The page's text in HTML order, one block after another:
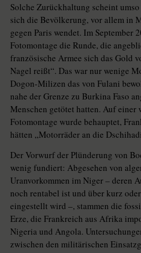
Solche Zurückhaltung scheint
sich die Bevölkerung, vor allem in
gegen Paris wendet. Im September
Fotomontage die Runde, die
französische Armee sich das Gold
Nagel reißt“. Das war nur wenige
Dogon-Milizen das von Fulani
nahe der Grenze zu Burkina Faso
Menschen getötet hatten. Auf einer
Fotomontage wurde behauptet,
hätten „Motorräder an die
Der Vorwurf der Plünderung von
wenig fundiert: Abgesehen von
Uranvorkommen im Niger – deren
noch rentabel ist und über kurz
eingestellt wird –, stammen die
Erze, die Frankreich aus Afrika
Nigeria und Angola.
zwischen den militärischen